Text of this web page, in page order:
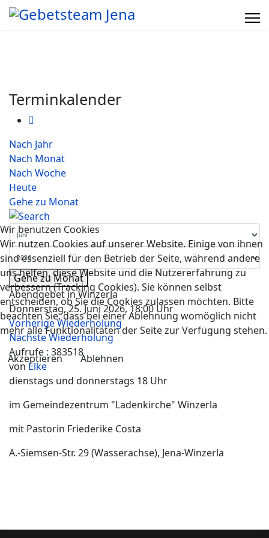
Terminkalender
Nach Jahr
Nach Monat
Nach Woche
Heute
Gehe zu Monat
Gehe zu Monat
Abendgebet in Winzerla
Donnerstag, 25. Juni 2026, 18:00 Uhr
Vorherige Wiederholung
Nächste Wiederholung
Aufrufe : 383518
vonElke
dienstags und donnerstags 18 Uhr
im Gemeindezentrum "Ladenkirche" Winzerla
mit Pastorin Friederike Costa
A.-Siemsen-Str. 29 (Wasserachse), Jena-Winzerla
Wir benutzen Cookies
Wir nutzen Cookies auf unserer Website. Einige von ihnen
sind essenziell für den Betrieb der Seite, während andere
uns helfen, diese Website und die Nutzererfahrung zu
verbessern (Tracking Cookies). Sie können selbst
entscheiden, ob Sie die Cookies zulassen möchten. Bitte
beachten Sie, dass bei einer Ablehnung womöglich nicht
mehr alle Funktionalitäten der Seite zur Verfügung stehen.
Akzeptieren Ablehnen